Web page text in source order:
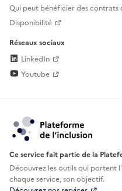
Qui peut bénéficier des contrats
Disponibilité
Réseaux sociaux
LinkedIn
Youtube
Ce service fait partie de la
Découvrez les outils qui portent
chaque service, son objectif.